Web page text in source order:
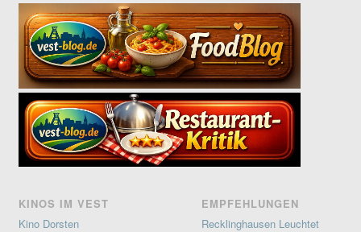
KINOS IM VEST
Kino Dorsten
EMPFEHLUNGEN
Recklinghausen Leuchtet